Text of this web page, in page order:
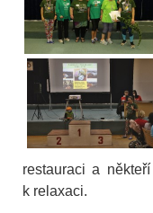
restauraci a
k relaxaci.